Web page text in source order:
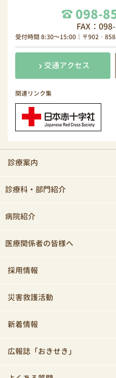
098-
FAX：
受付時間 8:30～15:00｜〒
交通アクセス
関連リンク集
診療案内
診療科・部門紹介
病院紹介
医療関係者の皆様へ
採用情報
災害救護活動
新着情報
広報誌「おきせき」